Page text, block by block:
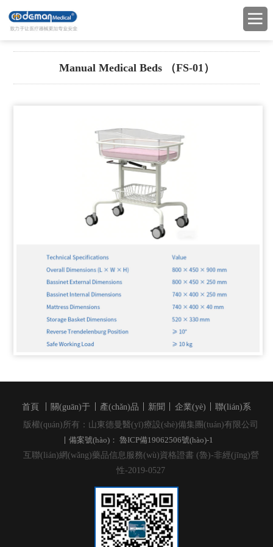
Manual Medical Beds （FS-01）
首頁 關(guān)于 產(chǎn)品 新聞 企業(yè)
聯(lián)系
版權(quán)所有：山東德曼醫(yī)療設(shè)備集團(tuán)有限公司
備案號(hào)： 魯ICP備19062506號(hào)-1
互聯(lián)網(wǎng)藥品信息服務(wù)資格證書 (魯)-非經(jīng)營
性-2019-0527